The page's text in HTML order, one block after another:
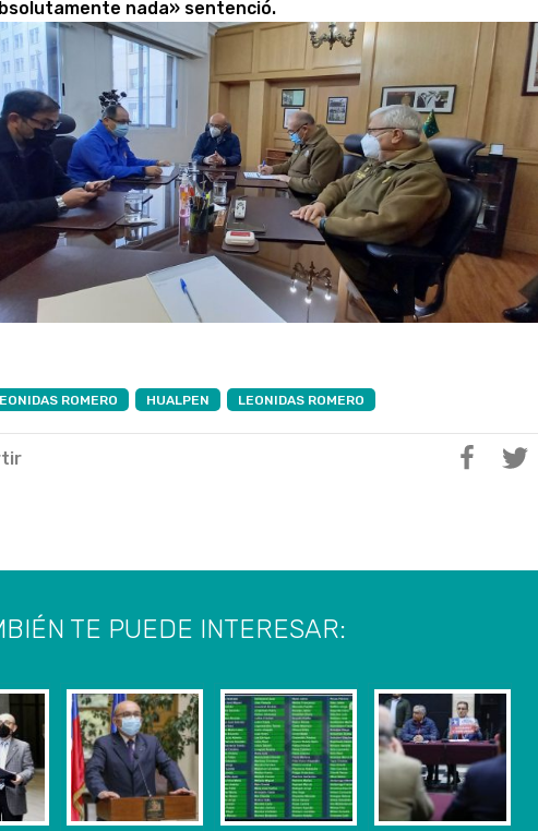
nada» sentenció.
ROMERO HUALPEN LEONIDAS ROMERO
TE PUEDE INTERESAR: